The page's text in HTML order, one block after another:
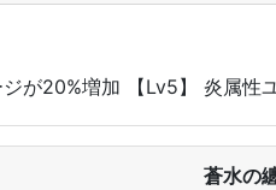
が20%増加 【Lv5】 炎属性
蒼水の